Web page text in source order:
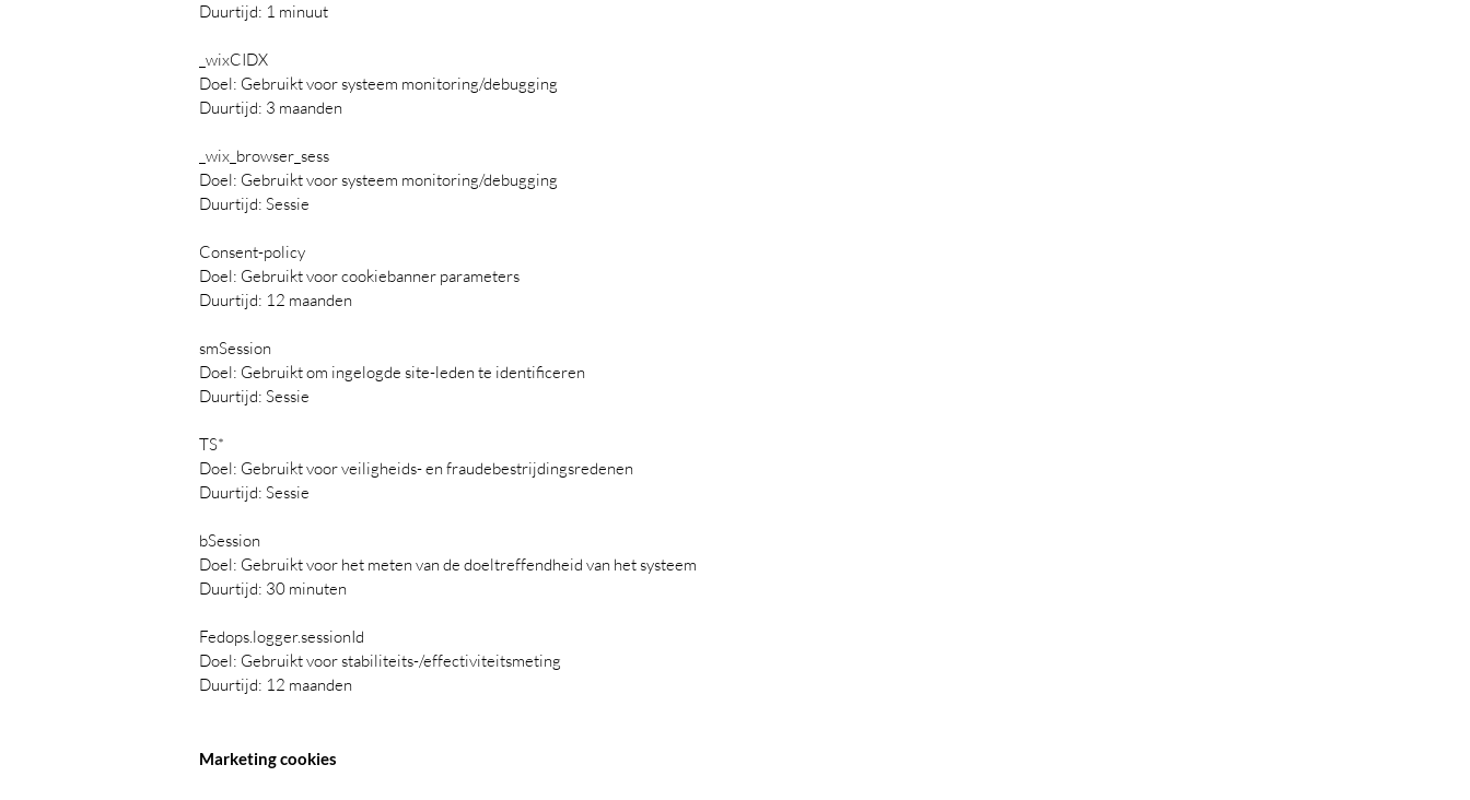
Duurtijd: 1 minuut
_wixCIDX
Doel: Gebruikt voor systeem monitoring/debugging
Duurtijd: 3 maanden
_wix_browser_sess
Doel: Gebruikt voor systeem monitoring/debugging
Duurtijd: Sessie
Consent-policy
Doel: Gebruikt voor cookiebanner parameters
Duurtijd: 12 maanden
smSession
Doel: Gebruikt om ingelogde site-leden te identificeren
Duurtijd: Sessie
TS*
Doel: Gebruikt voor veiligheids- en fraudebestrijdingsredenen
Duurtijd: Sessie
bSession
Doel: Gebruikt voor het meten van de doeltreffendheid van het systeem
Duurtijd: 30 minuten
Fedops.logger.sessionId
Doel: Gebruikt voor stabiliteits-/effectiviteitsmeting
Duurtijd: 12 maanden
Marketing cookies